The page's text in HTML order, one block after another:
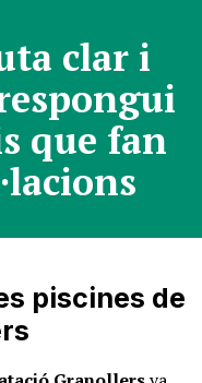
clar i
que fan
piscines de